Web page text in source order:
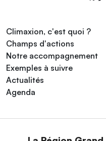
Climaxion, c'est quoi ?
Champs d'actions
Notre accompagnement
Exemples à suivre
Actualités
Agenda